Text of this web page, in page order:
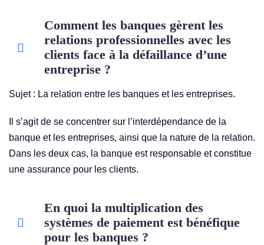
Comment les banques gèrent les
relations professionnelles avec les
clients face à la défaillance d’une
entreprise ?
Sujet : La relation entre les banques et les entreprises.
Il s’agit de se concentrer sur l’interdépendance de la
banque et les entreprises, ainsi que la nature de la relation.
Dans les deux cas, la banque est responsable et constitue
une assurance pour les clients.
En quoi la multiplication des
systèmes de paiement est bénéfique
pour les banques ?